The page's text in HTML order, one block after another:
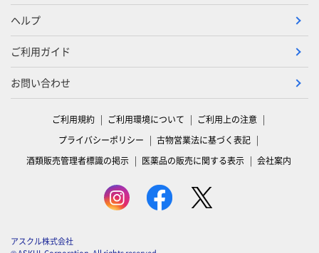
ヘルプ
ご利用ガイド
お問い合わせ
ご利用規約 ご利用環境について
ご利用上の注意
プライバシーポリシー
古物営業法に基づく表記
酒類販売管理者標識の掲示
医薬品の販売に関する表示 会社案内
アスクル株式会社